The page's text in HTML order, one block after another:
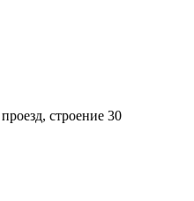
строение 30